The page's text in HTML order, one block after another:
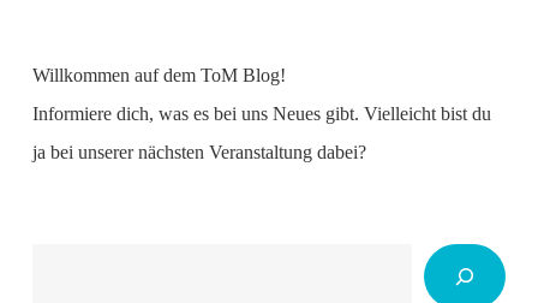
Willkommen auf dem ToM Blog!
Informiere dich, was es bei uns Neues gibt. Vielleicht bist du
ja bei unserer nächsten Veranstaltung dabei?